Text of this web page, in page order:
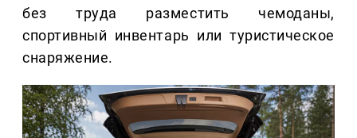
без труда разместить чемоданы,
спортивный инвентарь или туристическое
снаряжение.